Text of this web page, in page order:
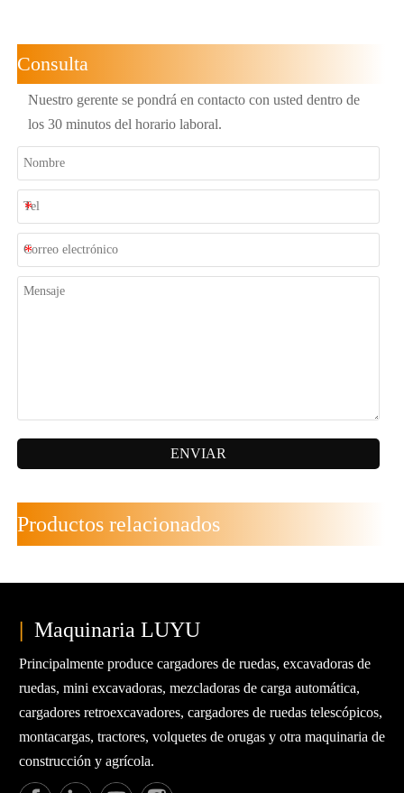
Consulta
Nuestro gerente se pondrá en contacto con usted dentro de
los 30 minutos del horario laboral.
ENVIAR
Productos relacionados
| Maquinaria LUYU
Principalmente produce cargadores de ruedas, excavadoras de
ruedas, mini excavadoras, mezcladoras de carga automática,
cargadores retroexcavadores, cargadores de ruedas telescópicos,
montacargas, tractores, volquetes de orugas y otra maquinaria de
construcción y agrícola.